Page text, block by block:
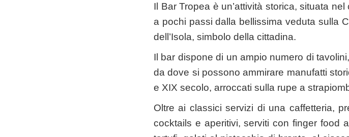
Il Bar Tropea è un’attività storica, situata
a pochi passi dalla bellissima veduta sulla
dell’Isola, simbolo della cittadina.
Il bar dispone di un ampio numero di
da dove si possono ammirare manufatti
e XIX secolo, arroccati sulla rupe a
Oltre ai classici servizi di una caffetteria,
cocktails e aperitivi, serviti con finger food